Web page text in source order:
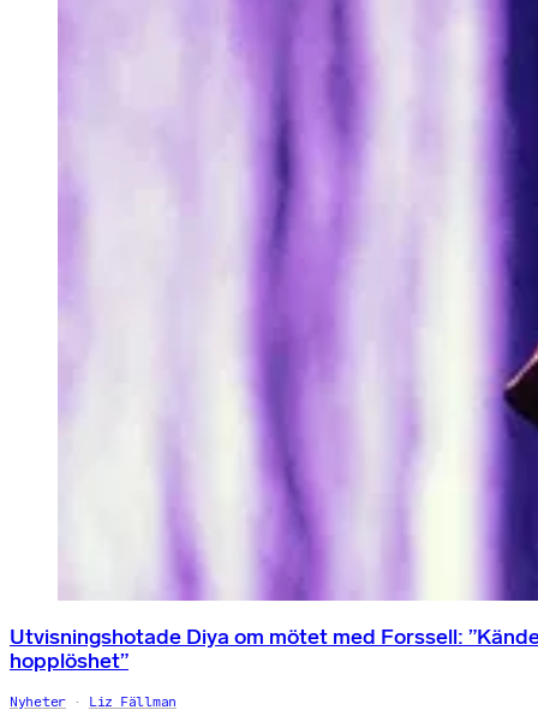
Utvisningshotade Diya om mötet med Forssell:
hopplöshet”
Nyheter Liz Fällman